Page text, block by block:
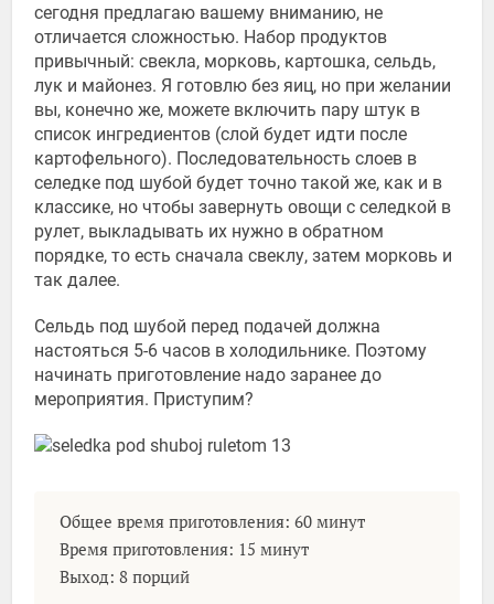
сегодня предлагаю вашему вниманию, не
отличается сложностью. Набор продуктов
привычный: свекла, морковь, картошка, сельдь,
лук и майонез. Я готовлю без яиц, но при желании
вы, конечно же, можете включить пару штук в
список ингредиентов (слой будет идти после
картофельного). Последовательность слоев в
селедке под шубой будет точно такой же, как и в
классике, но чтобы завернуть овощи с селедкой в
рулет, выкладывать их нужно в обратном
порядке, то есть сначала свеклу, затем морковь и
так далее.
Сельдь под шубой перед подачей должна
настояться 5-6 часов в холодильнике. Поэтому
начинать приготовление надо заранее до
мероприятия. Приступим?
Общее время приготовления: 60 минут
Время приготовления: 15 минут
Выход: 8 порций